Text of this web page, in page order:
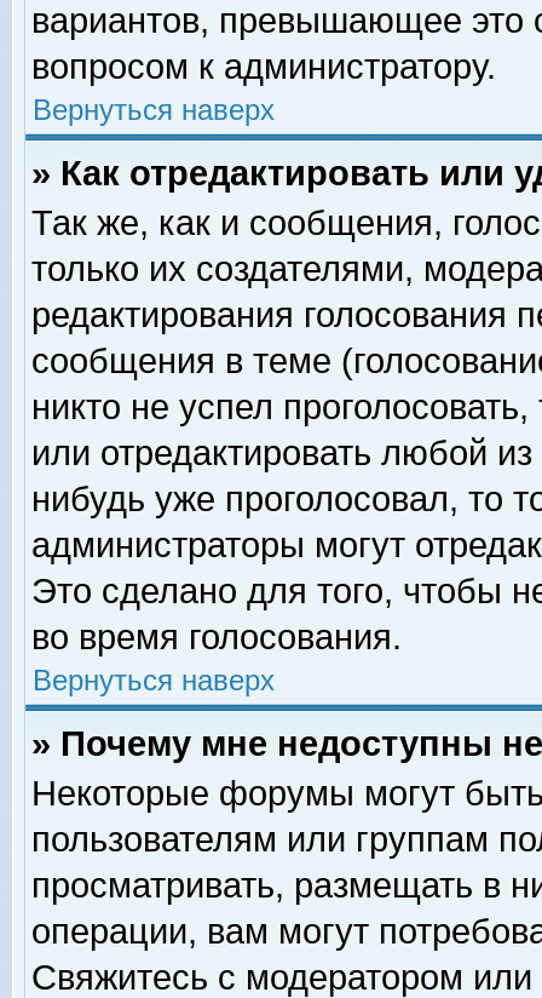
вариантов, превышающее это
вопросом к администратору.
Вернуться наверх
» Как отредактировать или
Так же, как и сообщения,
только их создателями,
редактирования голосования
сообщения в теме
никто не успел
или отредактировать любой
нибудь уже проголосовал, то
администраторы могут
Это сделано для того, чтобы
во время голосования.
Вернуться наверх
» Почему мне недоступны
Некоторые форумы могут
пользователям или группам
просматривать, размещать в
операции, вам могут
Свяжитесь с модератором